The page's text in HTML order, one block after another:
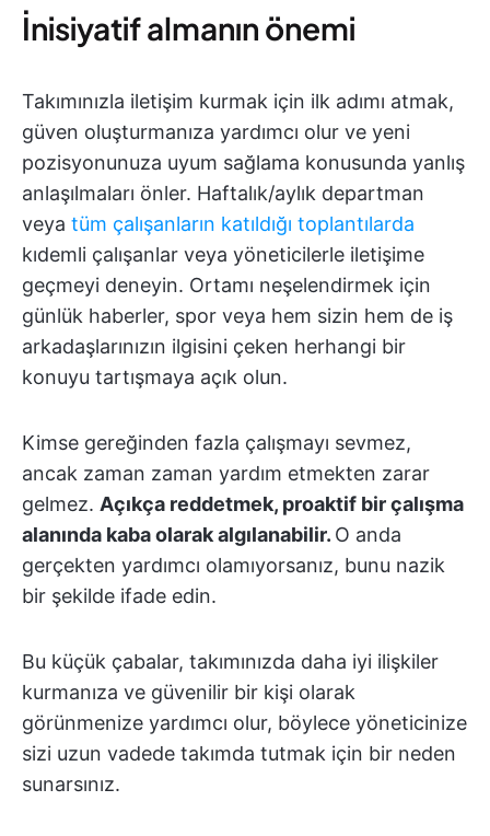
İnisiyatif almanın önemi
Takımınızla iletişim kurmak için ilk adımı atmak,
güven oluşturmanıza yardımcı olur ve yeni
pozisyonunuza uyum sağlama konusunda yanlış
anlaşılmaları önler. Haftalık/aylık departman
veya tüm çalışanların katıldığı toplantılarda
kıdemli çalışanlar veya yöneticilerle iletişime
geçmeyi deneyin. Ortamı neşelendirmek için
günlük haberler, spor veya hem sizin hem de iş
arkadaşlarınızın ilgisini çeken herhangi bir
konuyu tartışmaya açık olun.
Kimse gereğinden fazla çalışmayı sevmez,
ancak zaman zaman yardım etmekten zarar
gelmez. Açıkça reddetmek, proaktif bir çalışma
alanında kaba olarak algılanabilir. O anda
gerçekten yardımcı olamıyorsanız, bunu nazik
bir şekilde ifade edin.
Bu küçük çabalar, takımınızda daha iyi ilişkiler
kurmanıza ve güvenilir bir kişi olarak
görünmenize yardımcı olur, böylece yöneticinize
sizi uzun vadede takımda tutmak için bir neden
sunarsınız.